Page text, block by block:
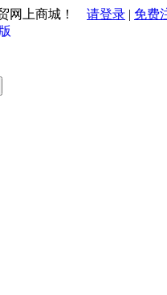
网上商城！ 请登录 | 免费